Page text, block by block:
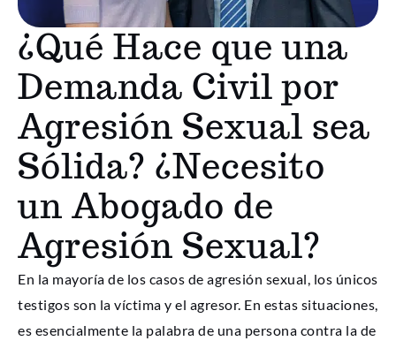
¿Qué Hace que una
Demanda Civil por
Agresión Sexual sea
Sólida? ¿Necesito
un Abogado de
Agresión Sexual?
En la mayoría de los casos de agresión sexual, los únicos
testigos son la víctima y el agresor. En estas situaciones,
es esencialmente la palabra de una persona contra la de